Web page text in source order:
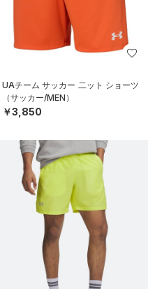
UAチーム サッカー 二ット ショーツ
（サッカー/MEN）
￥3,850